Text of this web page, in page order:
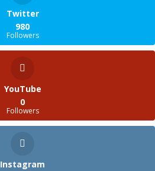
Twitter
980
Followers
YouTube
0
Followers
Instagram